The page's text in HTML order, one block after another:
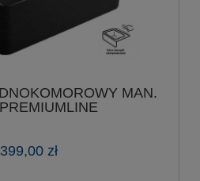
MAN.
zł